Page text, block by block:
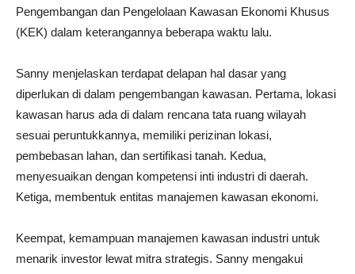
Pengembangan dan Pengelolaan Kawasan Ekonomi Khusus
(KEK) dalam keterangannya beberapa waktu lalu.
Sanny menjelaskan terdapat delapan hal dasar yang
diperlukan di dalam pengembangan kawasan. Pertama, lokasi
kawasan harus ada di dalam rencana tata ruang wilayah
sesuai peruntukkannya, memiliki perizinan lokasi,
pembebasan lahan, dan sertifikasi tanah. Kedua,
menyesuaikan dengan kompetensi inti industri di daerah.
Ketiga, membentuk entitas manajemen kawasan ekonomi.
Keempat, kemampuan manajemen kawasan industri untuk
menarik investor lewat mitra strategis. Sanny mengakui